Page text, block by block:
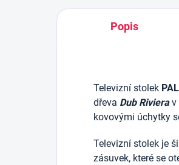
Popis
Televizní stolek
dřeva Dub Rivierav
kovovými úchytky
Televizní stolek je
zásuvek, které se